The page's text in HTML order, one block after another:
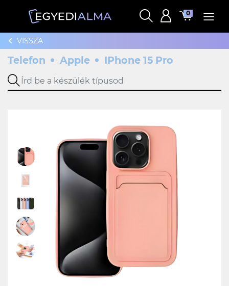
0
VISSZA
Telefon Apple IPhone 15 Pro